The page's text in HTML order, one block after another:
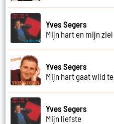
Yves Segers
Mijn hart en mijn ziel
Yves Segers
Mijn hart gaat wild
Yves Segers
Mijn liefste